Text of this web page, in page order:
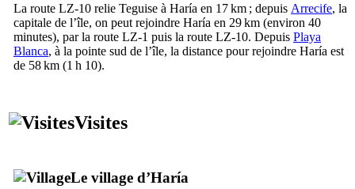
La route LZ-10 relie Teguise à Haría en 17 km ; depuis Arrecife, la
capitale de l’île, on peut rejoindre Haría en 29 km (environ 40
minutes), par la route LZ-1 puis la route LZ-10. Depuis Playa
Blanca, à la pointe sud de l’île, la distance pour rejoindre Haría est
de 58 km (1 h 10).
Visites
Le village d’Haría